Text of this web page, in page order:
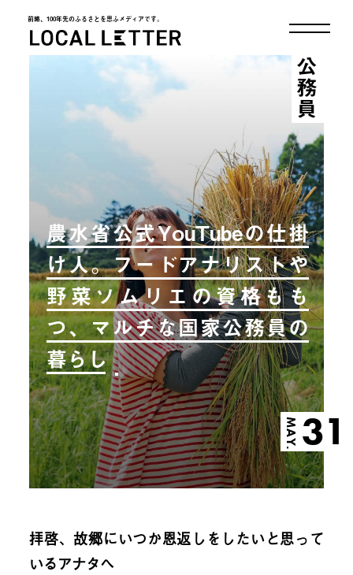
前略、100年先のふるさとを思ふメディアです。
LOCAL LETTER
農水省公式YouTubeの仕掛
け人。フードアナリストや
野菜ソムリエの資格もも
つ、マルチな国家公務員の
暮らし
MAY. 31
公務員
拝啓、故郷にいつか恩返しをしたいと思って
いるアナタへ